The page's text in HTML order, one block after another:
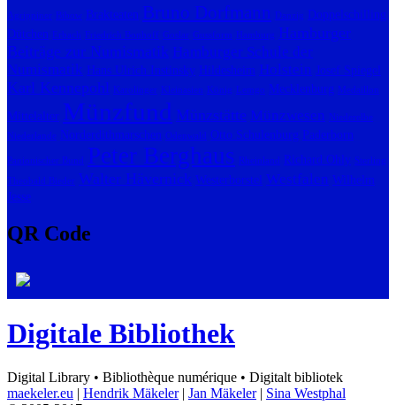
Agrippiner Bibow Brakteaten Bruno Dorfmann Danzig Doppelschilling
Dütchen
Erbach Friedrich Bonhoff Goslar Gussform Hamburg Hamburger
Beiträge zur Numismatik Hamburger Schule der
Numismatik Hans Ulrich Instinsky Hildesheim Holstein Josef Spiegel
Karl Kennepohl Karolinger Kleinasien König Lemgo Mecklenburg Medaillon
Mittelalter Münzfund Münzstätte Münzwesen
Niederelbe
Niederlande Norderdithmarschen Odenwald Otto Schulenburg Paderborn
Panionischer Bund Peter Berghaus Rheinland Richard Ohly Sterling
Theobald Bieder Walter Hävernick Westerborstel Westfalen Wilhelm
Jesse
QR Code
Digitale Bibliothek
Digital Library • Bibliothèque numérique • Digitalt bibliotek
maekeler.eu | Hendrik Mäkeler| Jan Mäkeler| Sina Westphal